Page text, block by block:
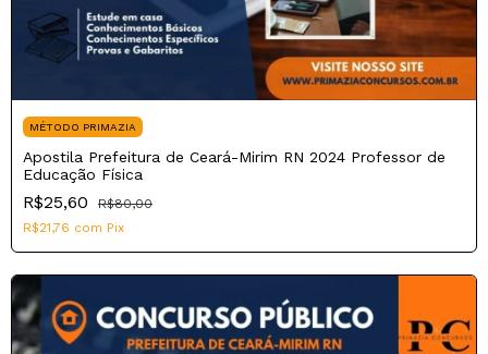
MÉTODO PRIMAZIA
Apostila Prefeitura de Ceará-Mirim RN 2024 Professor de
Educação Física
R$25,60
R$80,00
R$21,76 com Pix